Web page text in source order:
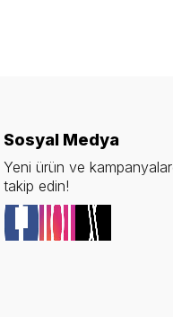
Sosyal Medya
Yeni ürün ve
takip edin!